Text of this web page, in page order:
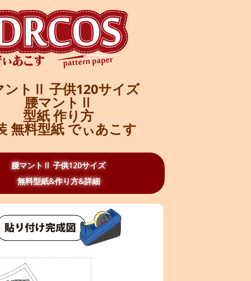
ントⅡ 子供120サイズ
腰マントⅡ
型紙 作り方
無料型紙 でぃあこす
腰マントⅡ 子供120サイズ
無料型紙&作り方&詳細